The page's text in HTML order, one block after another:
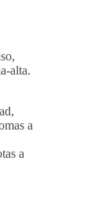
alta.
a
a